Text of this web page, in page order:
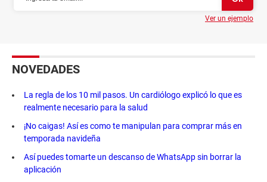
Ver un ejemplo
NOVEDADES
La regla de los 10 mil pasos. Un cardiólogo explicó lo que es
realmente necesario para la salud
¡No caigas! Así es como te manipulan para comprar más en
temporada navideña
Así puedes tomarte un descanso de WhatsApp sin borrar la
aplicación